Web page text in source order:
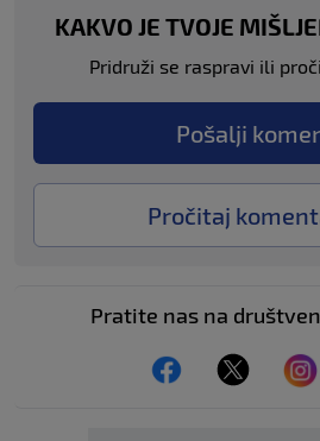
KAKVO JE TVOJE
Pridruži se raspravi ili
Pošalji
Pročitaj
Pratite nas na